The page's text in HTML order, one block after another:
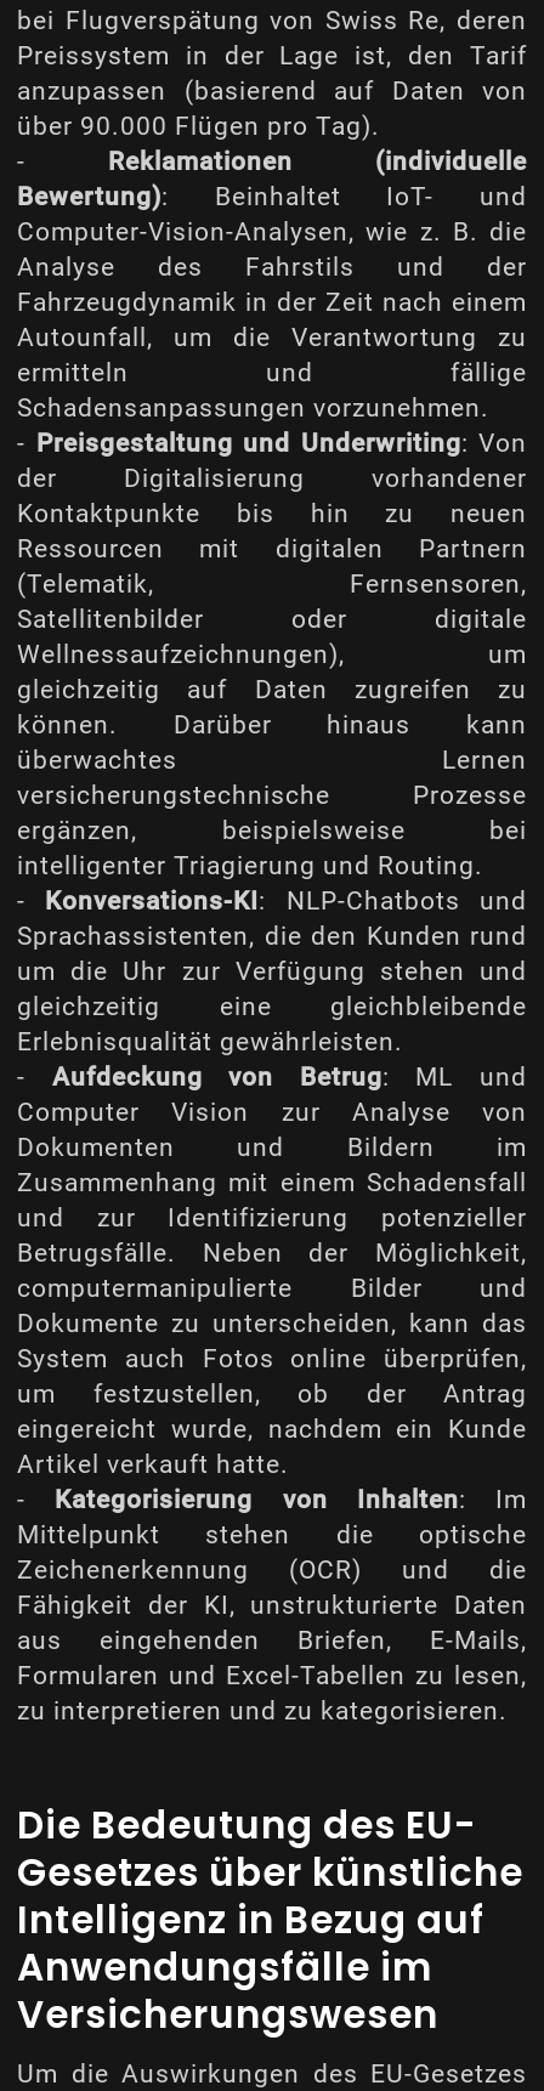
bei Flugverspätung von Swiss Re, deren
Preissystem in der Lage ist, den Tarif
anzupassen (basierend auf Daten von
über 90.000 Flügen pro Tag).
- Reklamationen (individuelle
Bewertung): Beinhaltet IoT- und
Computer-Vision-Analysen, wie z. B. die
Analyse des Fahrstils und der
Fahrzeugdynamik in der Zeit nach einem
Autounfall, um die Verantwortung zu
ermitteln und fällige
Schadensanpassungen vorzunehmen.
- Preisgestaltung und Underwriting: Von
der Digitalisierung vorhandener
Kontaktpunkte bis hin zu neuen
Ressourcen mit digitalen Partnern
(Telematik, Fernsensoren,
Satellitenbilder oder digitale
Wellnessaufzeichnungen), um
gleichzeitig auf Daten zugreifen zu
können. Darüber hinaus kann
überwachtes Lernen
versicherungstechnische Prozesse
ergänzen, beispielsweise bei
intelligenter Triagierung und Routing.
- Konversations-KI: NLP-Chatbots und
Sprachassistenten, die den Kunden rund
um die Uhr zur Verfügung stehen und
gleichzeitig eine gleichbleibende
Erlebnisqualität gewährleisten.
- Aufdeckung von Betrug: ML und
Computer Vision zur Analyse von
Dokumenten und Bildern im
Zusammenhang mit einem Schadensfall
und zur Identifizierung potenzieller
Betrugsfälle. Neben der Möglichkeit,
computermanipulierte Bilder und
Dokumente zu unterscheiden, kann das
System auch Fotos online überprüfen,
um festzustellen, ob der Antrag
eingereicht wurde, nachdem ein Kunde
Artikel verkauft hatte.
- Kategorisierung von Inhalten: Im
Mittelpunkt stehen die optische
Zeichenerkennung (OCR) und die
Fähigkeit der KI, unstrukturierte Daten
aus eingehenden Briefen, E-Mails,
Formularen und Excel-Tabellen zu lesen,
zu interpretieren und zu kategorisieren.
Die Bedeutung des EU-
Gesetzes über künstliche
Intelligenz in Bezug auf
Anwendungsfälle im
Versicherungswesen
Um die Auswirkungen des EU-Gesetzes